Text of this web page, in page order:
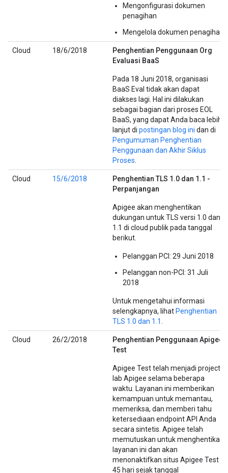
Mengonfigurasi dokumen
penagihan
Mengelola dokumen penagihan
Cloud 18/6/2018
Penghentian Penggunaan Org
Evaluasi BaaS
Pada 18 Juni 2018, organisasi
BaaS Eval tidak akan dapat
diakses lagi. Hal ini dilakukan
sebagai bagian dari proses EOL
BaaS, yang dapat Anda baca lebih
lanjut di postingan blog ini dan di
Pengumuman Penghentian
Penggunaan dan Akhir Siklus
Proses
Cloud 15/6/2018
Penghentian TLS 1.0 dan 1.1 -
Perpanjangan
Apigee akan menghentikan
dukungan untuk TLS versi 1.0 dan
1.1 di cloud publik pada tanggal
berikut.
Pelanggan PCI: 29 Juni 2018
Pelanggan non-PCI: 31 Juli
2018
Untuk mengetahui informasi
selengkapnya, lihat Penghentian
TLS 1.0 dan 1.1
Cloud 26/2/2018
Penghentian Penggunaan Apigee
Test
Apigee Test telah menjadi project
lab Apigee selama beberapa
waktu. Layanan ini memberikan
kemampuan untuk memantau,
memeriksa, dan memberi tahu
ketersediaan endpoint API Anda
secara sintetis. Apigee telah
memutuskan untuk menghentikan
layanan ini dan akan
menonaktifkan situs Apigee Test
45 hari sejak tanggal